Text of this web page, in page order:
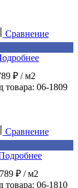
Сравнение
₽ / м2
товара: 06-1809
Сравнение
₽ / м2
товара: 06-1810